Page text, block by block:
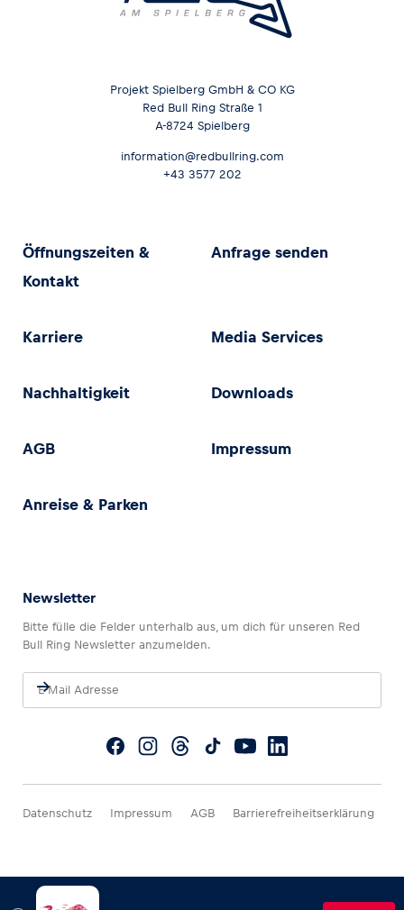
Projekt Spielberg GmbH & CO KG
Red Bull Ring Straße 1
A-8724 Spielberg
information@redbullring.com
+43 3577 202
Öffnungszeiten &
Kontakt
Anfrage senden
Karriere Media Services
Nachhaltigkeit Downloads
AGB Impressum
Anreise & Parken
Newsletter
Bitte fülle die Felder unterhalb aus, um dich für unseren Red
Bull Ring Newsletter anzumelden.
Datenschutz Impressum AGB Barrierefreiheitserklärung